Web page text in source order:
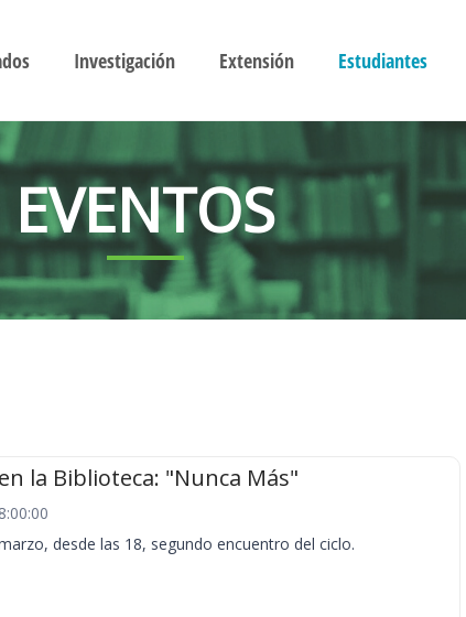
Investigación Extensión Estudiantes
EVENTOS
la Biblioteca: "Nunca Más"
desde las 18, segundo encuentro del ciclo.